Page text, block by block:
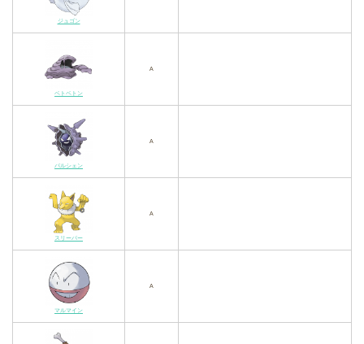
ジュゴン
ベトベトン
A
パルシェン
A
スリーパー
A
マルマイン
A